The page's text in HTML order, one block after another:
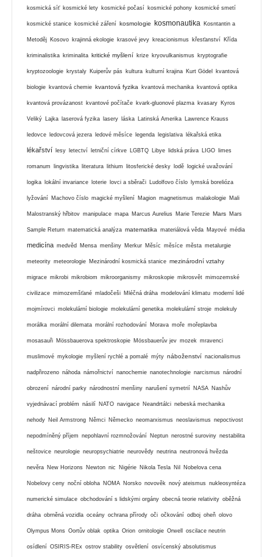
kosmická síť kosmické lety kosmické počasí kosmické pohony kosmické smetí
kosmické stanice kosmické záření kosmologie kosmonautika Kosntantin a
Metoděj Kosovo krajinná ekologie krasové jevy kreacionismus křesťanství Křída
kriminalistika kriminalita kritické myšlení krize kryovulkanismus kryptografie
kryptozoologie krystaly Kuiperův pás kultura kulturní krajina Kurt Gödel kvantová
biologie kvantová chemie kvantová fyzika kvantová mechanika kvantová optika
kvantová provázanost kvantové počítače kvark-gluonové plazma kvasary Kyros
Veliký Lajka laserová fyzika lasery láska Latinská Amerika Lawrence Krauss
ledovce ledovcová jezera ledové měsíce legenda legislativa lékařská etika
lékařství lesy letectví letniční církve LGBTQ Libye lidská práva LIGO limes
romanum lingvistika literatura lithium litosferické desky lodě logické uvažování
logika lokální invariance loterie lovci a sběrači Ludolfovo číslo lymská borelióza
lyžování Machovo číslo magické myšlení Magion magnetismus malakologie Mali
Malostranský hřbitov manipulace mapa Marcus Aurelius Marie Terezie Mars Mars
Sample Return matematická analýza matematika materiálová věda Mayové média
medicína medvěd Mensa menšiny Merkur Měsíc měsíce města metalurgie
meteority meteorologie Mezinárodní kosmická stanice mezinárodní vztahy
migrace mikrobi mikrobiom mikroorganismy mikroskopie mikrosvět mimozemské
civilizace mimozemšťané mladočeši Mléčná dráha modelování klimatu moderní lidé
mojmírovci molekulární biologie molekulární genetika molekulární stroje molekuly
morálka morální dilemata morální rozhodování Morava moře mořeplavba
mosasauři Mössbauerova spektroskopie Mössbauerův jev mozek mravenci
muslimové mykologie myšlení rychlé a pomalé mýty náboženství nacionalismus
nadpřirozeno náhoda námořnictví nanochemie nanotechnologie narcismus národní
obrození národní parky národnostní menšiny narušení symetrií NASA Nashův
vyjednávací problém násilí NATO navigace Neandrtálci nebeská mechanika
nehody Neil Armstrong Němci Německo neomarxismus neoslavismus nepoctivost
nepodmíněný příjem nepohlavní rozmnožování Neptun nerostné suroviny nestabilita
neštovice neurologie neuropsychiatrie neurovědy neutrina neutronová hvězda
nevěra New Horizons Newton nic Nigérie Nikola Tesla Nil Nobelova cena
Nobelovy ceny noční obloha NOMA Norsko novověk nový ateismus nukleosyntéza
numerické simulace obchodování s lidskými orgány obecná teorie relativity oběžná
dráha obrněná vozidla oceány ochrana přírody oči očkování odboj oheň olovo
Olympus Mons Oortův oblak optika Orion ornitologie Orwell oscilace neutrin
osídlení OSIRIS-REx ostrov stability osvětlení osvícenský absolutismus